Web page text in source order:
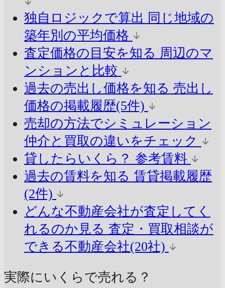
独自ロジックで算出 同じ地域の
築年別の平均価格
査定価格の目安を知る 周辺のマ
ンションと比較
過去の売出し価格を知る 売出し
価格の掲載履歴(5件)
売却の方法でシミュレーション
仲介と買取の違いをチェック
貸したらいくら？ 参考賃料
過去の賃料を知る 賃貸掲載履歴
(2件)
どんな不動産会社が査定してく
れるのか見る 査定・買取相談が
できる不動産会社(20社)
実際にいくらで売れる？